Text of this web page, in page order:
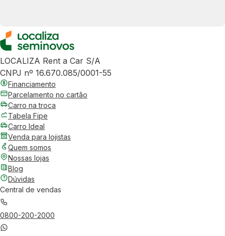
LOCALIZA Rent a Car S/A
CNPJ nº 16.670.085/0001-55
Financiamento
Parcelamento no cartão
Carro na troca
Tabela Fipe
Carro Ideal
Venda para lojistas
Quem somos
Nossas lojas
Blog
Dúvidas
Central de vendas
0800-200-2000